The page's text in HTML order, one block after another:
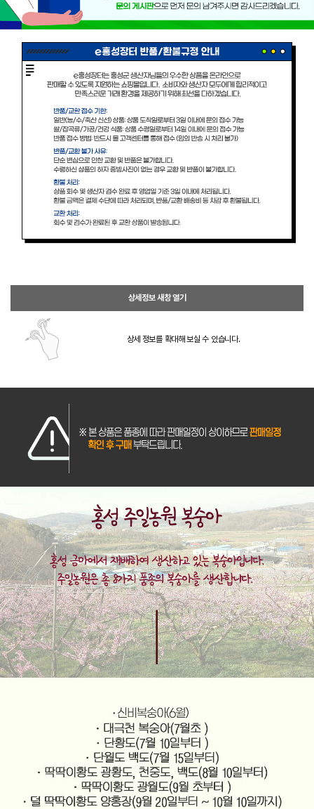
상세정보 새창 열기
상세 정보를 확대해 보실 수 있습니다.